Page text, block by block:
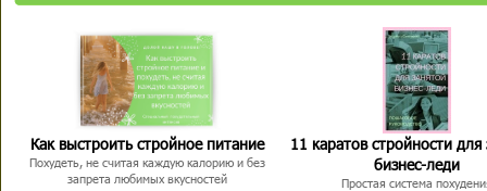
Как выстроить стройное питание
Похудеть, не считая каждую калорию и без
запрета любимых вкусностей
11 каратов стройности для
бизнес-леди
Простая система